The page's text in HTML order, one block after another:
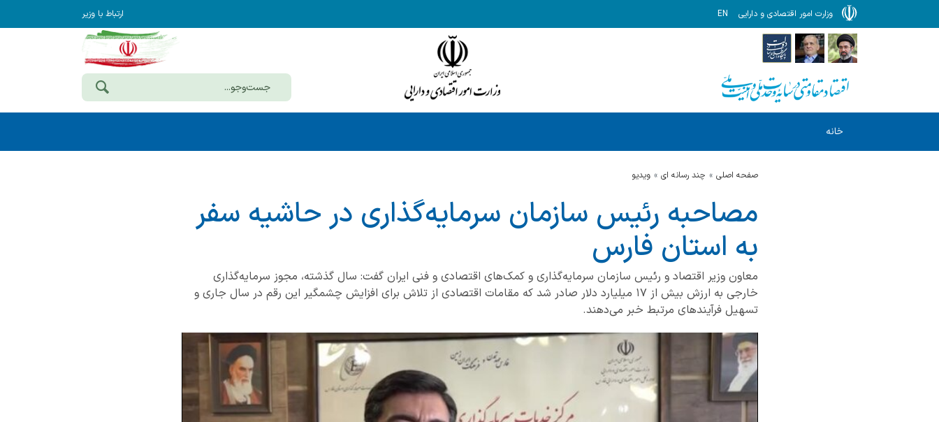
وزارت امور اقتصادی و دارایی EN ارتباط با وزیر
خانه
صفحه اصلی چند رسانه ای ویدیو
مصاحبه رئیس سازمان سرمایه‌گذاری در حاشیه سفر
به استان فارس
معاون وزیر اقتصاد و رئیس سازمان سرمایه‌گذاری و کمک‌های اقتصادی و فنی ایران گفت: سال گذشته، مجوز سرمایه‌گذاری
خارجی به ارزش بیش از ۱۷ میلیارد دلار صادر شد که مقامات اقتصادی از تلاش برای افزایش چشمگیر این رقم در سال جاری و
تسهیل فرآیندهای مرتبط خبر می‌دهند.